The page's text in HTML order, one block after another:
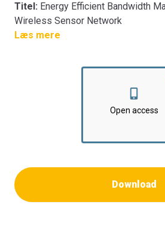
Titel: Energy Efficient Bandwidth
Wireless Sensor Network
Fakultet: Det Teknisk-
Institut for Elektroniske
Læs mere
Open access
Download